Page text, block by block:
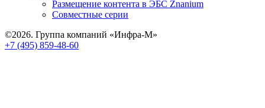
Размещение контента в ЭБС Znanium
Совместные серии
©2026. Группа компаний «Инфра-М»
+7 (495) 859-48-60